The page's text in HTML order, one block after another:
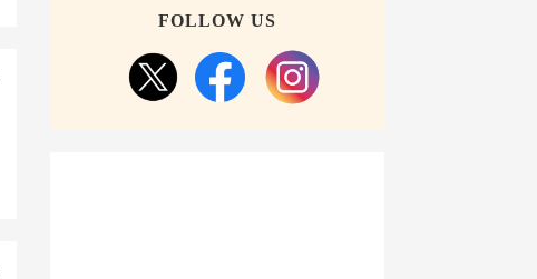
FOLLOW US